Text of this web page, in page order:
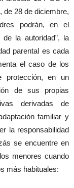
de 28 de diciembre,
podrán, en el
la autoridad”, la
parental es cada
el caso de los
protección, en un
de sus propias
derivadas de
familiar y
la responsabilidad
se encuentre en
menores cuando
más habituales: